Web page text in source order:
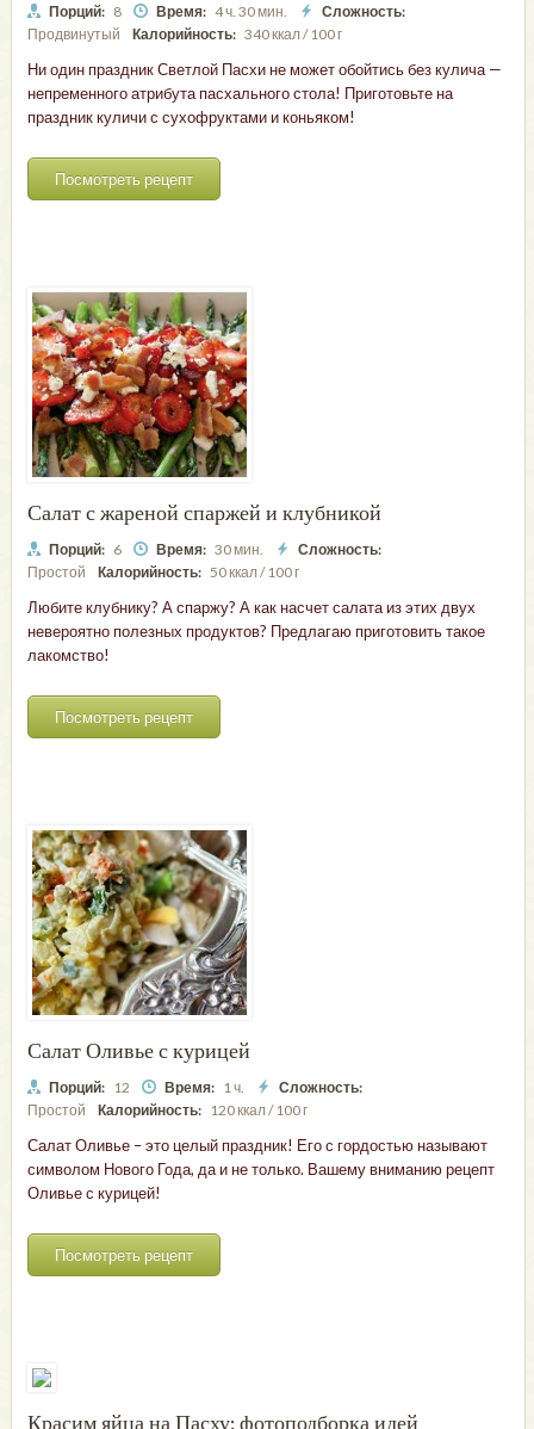
Порций: 8 Время: 4 ч. 30 мин.
Сложность:
Продвинутый
Калорийность: 340 ккал / 100 г
Ни один праздник Светлой Пасхи не может обойтись без кулича —
непременного атрибута пасхального стола! Приготовьте на
праздник куличи с сухофруктами и коньяком!
Посмотреть рецепт
Салат с жареной спаржей и клубникой
Порций: 6 Время: 30 мин.
Сложность:
Простой
Калорийность: 50 ккал / 100 г
Любите клубнику? А спаржу? А как насчет салата из этих двух
невероятно полезных продуктов? Предлагаю приготовить такое
лакомство!
Посмотреть рецепт
Салат Оливье с курицей
Порций: 12 Время: 1 ч.
Сложность:
Простой
Калорийность: 120 ккал / 100 г
Салат Оливье – это целый праздник! Его с гордостью называют
символом Нового Года, да и не только. Вашему вниманию рецепт
Оливье с курицей!
Посмотреть рецепт
Красим яйца на Пасху: фотоподборка идей